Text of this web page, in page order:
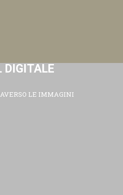
DIGITALE
LE IMMAGINI